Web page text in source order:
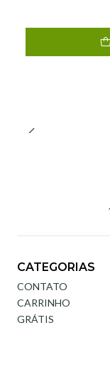
CATEGORIAS
CONTATO
CARRINHO
GRÁTIS